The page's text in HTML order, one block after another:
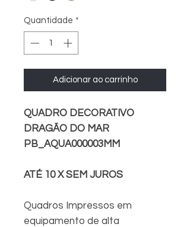
Quantidade *
Adicionar ao carrinho
QUADRO DECORATIVO
DRAGÃO DO MAR
PB_AQUA000003MM
ATÉ 10 X SEM JUROS
Quadros Impressos em
equipamento de alta